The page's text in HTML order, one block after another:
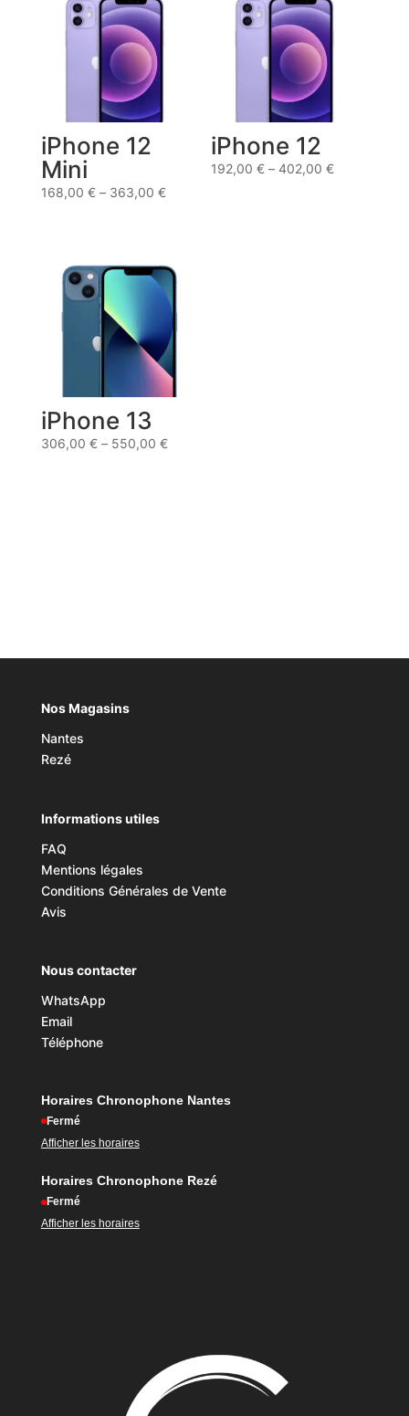
iPhone 12
Mini
168,00 €– 363,00 €
iPhone 12
192,00€ –402,00€
iPhone 13
306,00 €– 550,00 €
Nos Magasins
Nantes
Rezé
Informations utiles
FAQ
Mentions légales
Conditions Générales de Vente
Avis
Nous contacter
WhatsApp
Email
Téléphone
Horaires Chronophone Nantes
Fermé
Afficher les horaires
Horaires Chronophone Rezé
Fermé
Afficher les horaires